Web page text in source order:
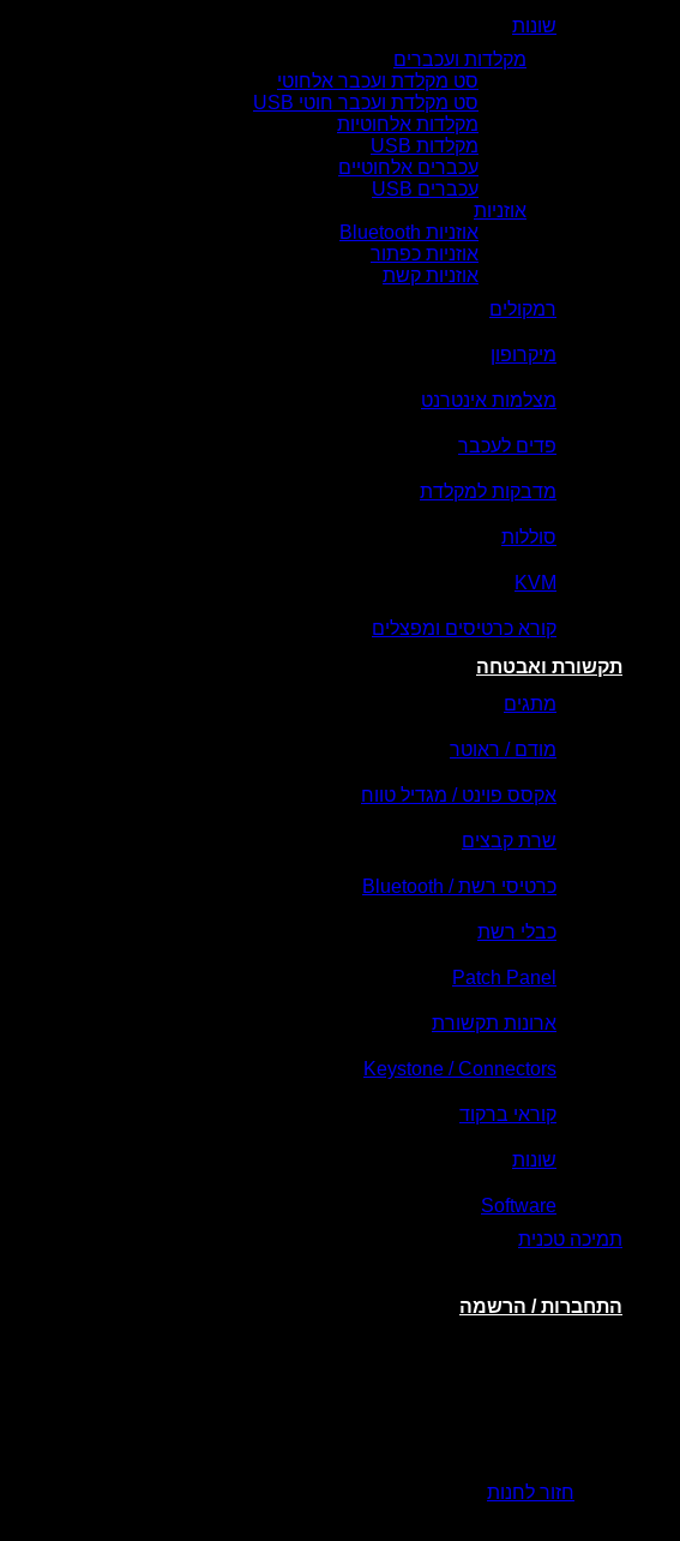
שונות
מקלדות ועכברים
סט מקלדת ועכבר אלחוטי
סט מקלדת ועכבר חוטי USB
מקלדות אלחוטיות
מקלדות USB
עכברים אלחוטיים
עכברים USB
אוזניות
אוזניות Bluetooth
אוזניות כפתור
אוזניות קשת
רמקולים
מיקרופון
מצלמות אינטרנט
פדים לעכבר
מדבקות למקלדת
סוללות
KVM
קורא כרטיסים ומפצלים
תקשורת ואבטחה
מתגים
מודם / ראוטר
אקסס פוינט / מגדיל טווח
שרת קבצים
כרטיסי רשת / Bluetooth
כבלי רשת
Patch Panel
ארונות תקשורת
Keystone / Connectors
קוראי ברקוד
שונות
Software
תמיכה טכנית
התחברות / הרשמה
חזור לחנות